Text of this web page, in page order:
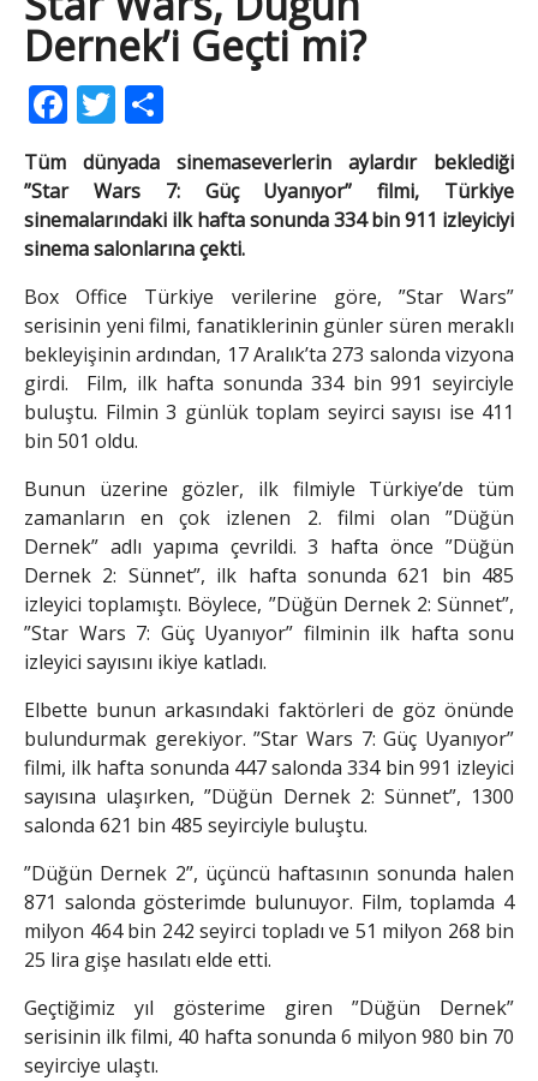
Dernek’i Geçti mi?
Facebook
Twitter
Tüm dünyada sinemaseverlerin aylardır beklediği
”Star Wars 7: Güç Uyanıyor” filmi, Türkiye
sinemalarındaki ilk hafta sonunda 334 bin 911 izleyiciyi
sinema salonlarına çekti.
Box Office Türkiye verilerine göre, ”Star Wars”
serisinin yeni filmi, fanatiklerinin günler süren meraklı
bekleyişinin ardından, 17 Aralık’ta 273 salonda vizyona
girdi. Film, ilk hafta sonunda 334 bin 991 seyirciyle
buluştu. Filmin 3 günlük toplam seyirci sayısı ise 411
bin 501 oldu.
Bunun üzerine gözler, ilk filmiyle Türkiye’de tüm
zamanların en çok izlenen 2. filmi olan ”Düğün
Dernek” adlı yapıma çevrildi. 3 hafta önce ”Düğün
Dernek 2: Sünnet”, ilk hafta sonunda 621 bin 485
izleyici toplamıştı. Böylece, ”Düğün Dernek 2: Sünnet”,
”Star Wars 7: Güç Uyanıyor” filminin ilk hafta sonu
izleyici sayısını ikiye katladı.
Elbette bunun arkasındaki faktörleri de göz önünde
bulundurmak gerekiyor. ”Star Wars 7: Güç Uyanıyor”
filmi, ilk hafta sonunda 447 salonda 334 bin 991 izleyici
sayısına ulaşırken, ”Düğün Dernek 2: Sünnet”, 1300
salonda 621 bin 485 seyirciyle buluştu.
”Düğün Dernek 2”, üçüncü haftasının sonunda halen
871 salonda gösterimde bulunuyor. Film, toplamda 4
milyon 464 bin 242 seyirci topladı ve 51 milyon 268 bin
25 lira gişe hasılatı elde etti.
Geçtiğimiz yıl gösterime giren ”Düğün Dernek”
serisinin ilk filmi, 40 hafta sonunda 6 milyon 980 bin 70
seyirciye ulaştı.